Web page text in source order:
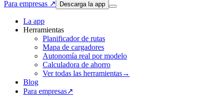
Para empresas ↗ Descarga la app
La app
Herramientas
Planificador de rutas
Mapa de cargadores
Autonomía real por modelo
Calculadora de ahorro
Ver todas las herramientas→
Blog
Para empresas↗